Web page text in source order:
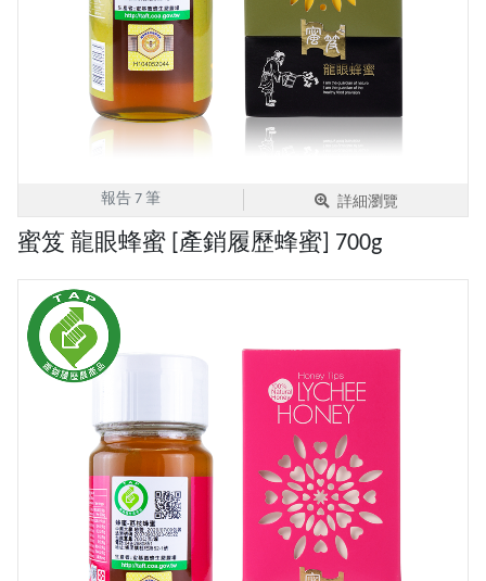
報告 7 筆 詳細瀏覽
蜜笈 龍眼蜂蜜 [產銷履歷蜂蜜] 700g